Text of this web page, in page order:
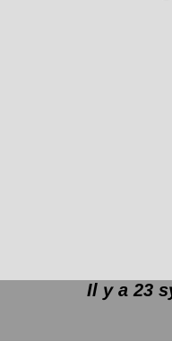
Il y a 23